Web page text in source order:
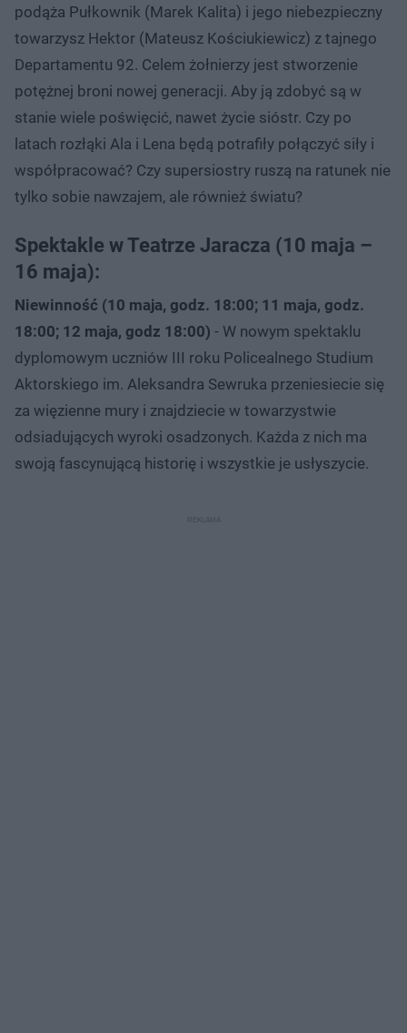
podąża Pułkownik (Marek Kalita) i jego niebezpieczny
towarzysz Hektor (Mateusz Kościukiewicz) z tajnego
Departamentu 92. Celem żołnierzy jest stworzenie
potężnej broni nowej generacji. Aby ją zdobyć są w
stanie wiele poświęcić, nawet życie sióstr. Czy po
latach rozłąki Ala i Lena będą potrafiły połączyć siły i
współpracować? Czy supersiostry ruszą na ratunek nie
tylko sobie nawzajem, ale również światu?
Spektakle w Teatrze Jaracza (10 maja –
16 maja):
Niewinność (10 maja, godz. 18:00; 11 maja, godz.
18:00; 12 maja, godz 18:00) - W nowym spektaklu
dyplomowym uczniów III roku Policealnego Studium
Aktorskiego im. Aleksandra Sewruka przeniesiecie się
za więzienne mury i znajdziecie w towarzystwie
odsiadujących wyroki osadzonych. Każda z nich ma
swoją fascynującą historię i wszystkie je usłyszycie.